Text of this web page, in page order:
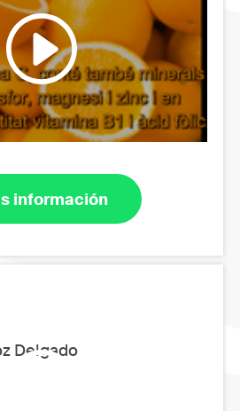
información
Delgado